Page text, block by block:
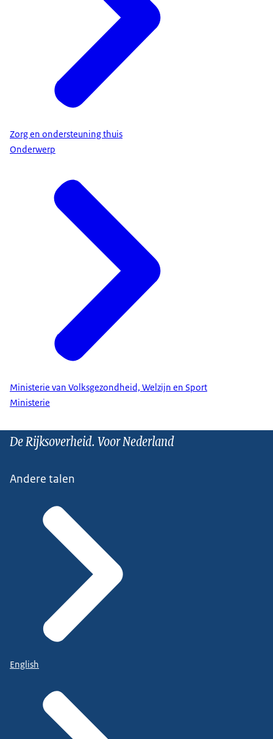
Zorg en ondersteuning thuis
Onderwerp
Ministerie van Volksgezondheid, Welzijn en Sport
Ministerie
De Rijksoverheid. Voor Nederland
Andere talen
English